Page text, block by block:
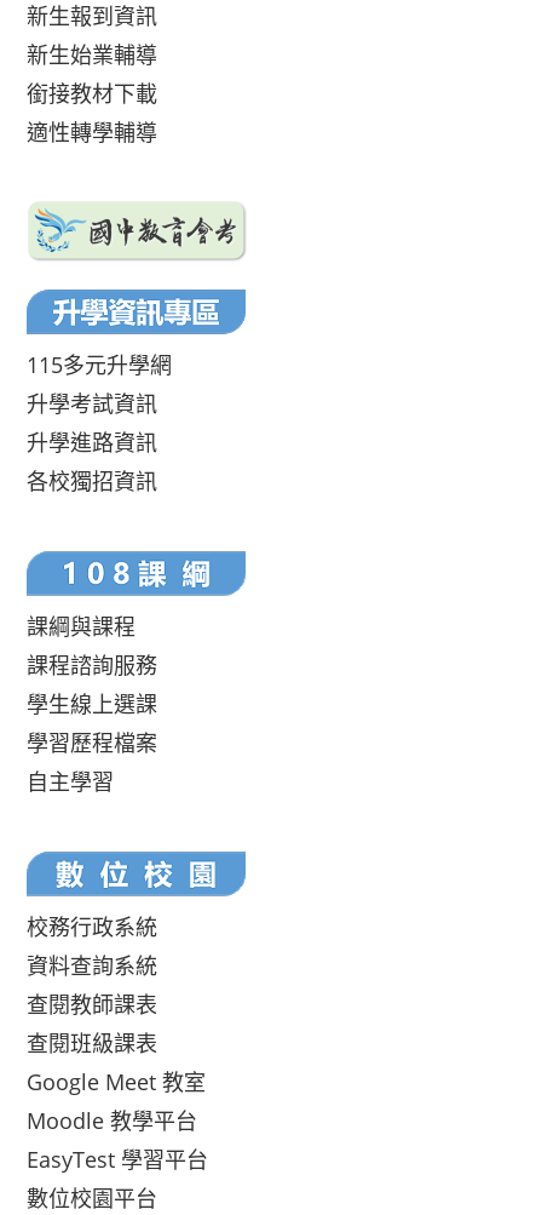
新生報到資訊
新生始業輔導
銜接教材下載
適性轉學輔導
115多元升學網
升學考試資訊
升學進路資訊
各校獨招資訊
課綱與課程
課程諮詢服務
學生線上選課
學習歷程檔案
自主學習
校務行政系統
資料查詢系統
查閱教師課表
查閱班級課表
Google Meet 教室
Moodle 教學平台
EasyTest 學習平台
數位校園平台